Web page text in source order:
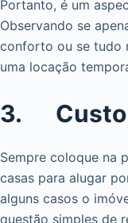
Portanto, é um
Observando se
conforto ou se tudo
uma locação
3. Custo
Sempre coloque na
casas para alugar
alguns casos o
questão simples de